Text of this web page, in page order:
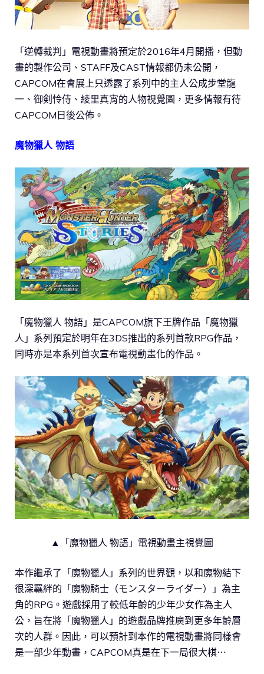
「逆轉裁判」電視動畫將預定於2016年4月開播，但動
畫的製作公司、STAFF及CAST情報都仍未公開，
CAPCOM在會展上只透露了系列中的主人公成步堂龍
一、御剣怜侍、綾里真宵的人物視覺圖，更多情報有待
CAPCOM日後公佈。
魔物獵人 物語
「魔物獵人 物語」是CAPCOM旗下王牌作品「魔物獵
人」系列預定於明年在3DS推出的系列首款RPG作品，
同時亦是本系列首次宣布電視動畫化的作品。
▲「魔物獵人 物語」電視動畫主視覺圖
本作繼承了「魔物獵人」系列的世界觀，以和魔物結下
很深羈絆的「魔物騎士（モンスターライダー）」為主
角的RPG。遊戲採用了較低年齡的少年少女作為主人
公，旨在將「魔物獵人」的遊戲品牌推廣到更多年齡層
次的人群。因此，可以預計到本作的電視動畫將同樣會
是一部少年動畫，CAPCOM真是在下一局很大棋⋯